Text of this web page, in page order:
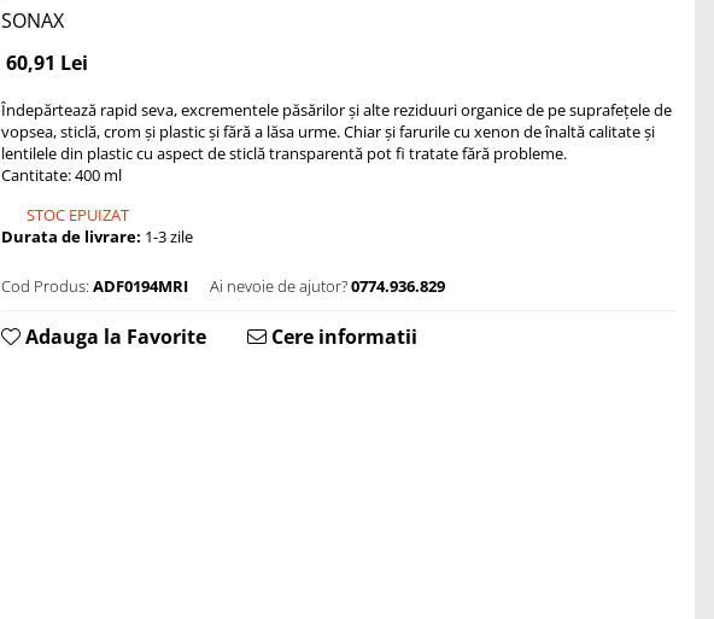
SONAX
60,91 Lei
Îndepărtează rapid seva, excrementele păsărilor și alte reziduuri organice de pe suprafețele de
vopsea, sticlă, crom și plastic și fără a lăsa urme. Chiar și farurile cu xenon de înaltă calitate și
lentilele din plastic cu aspect de sticlă transparentă pot fi tratate fără probleme.
Cantitate: 400 ml
STOC EPUIZAT
Durata de livrare: 1-3 zile
Cod Produs: ADF0194MRI Ai nevoie de ajutor?0774.936.829
Adauga la Favorite Cere informatii